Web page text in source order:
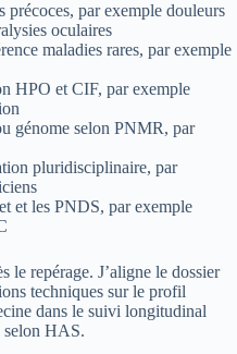
précoces, par exemple douleurs
oculaires
maladies rares, par exemple
HPO et CIF, par exemple
génome selon PNMR, par
pluridisciplinaire, par
et les PNDS, par exemple
le repérage. J’aligne le dossier
techniques sur le profil
dans le suivi longitudinal
selon HAS.